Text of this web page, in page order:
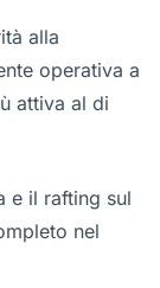
alla
operativa a
attiva al di
e il rafting sul
nel